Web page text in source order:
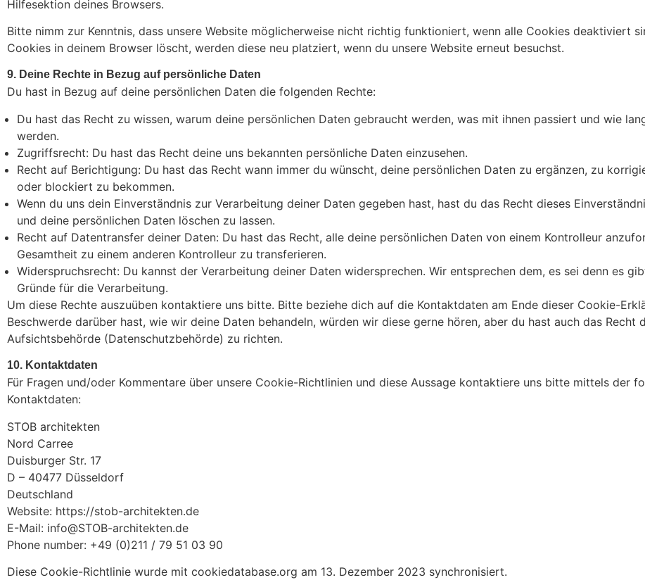
Hilfesektion deines Browsers.
Bitte nimm zur Kenntnis, dass unsere Website möglicherweise nicht richtig funktioniert, wenn alle Cookies deaktiviert
Cookies in deinem Browser löscht, werden diese neu platziert, wenn du unsere Website erneut besuchst.
9. Deine Rechte in Bezug auf persönliche Daten
Du hast in Bezug auf deine persönlichen Daten die folgenden Rechte:
Du hast das Recht zu wissen, warum deine persönlichen Daten gebraucht werden, was mit ihnen passiert und wie
werden.
Zugriffsrecht: Du hast das Recht deine uns bekannten persönliche Daten einzusehen.
Recht auf Berichtigung: Du hast das Recht wann immer du wünscht, deine persönlichen Daten zu ergänzen, zu
oder blockiert zu bekommen.
Wenn du uns dein Einverständnis zur Verarbeitung deiner Daten gegeben hast, hast du das Recht dieses
und deine persönlichen Daten löschen zu lassen.
Recht auf Datentransfer deiner Daten: Du hast das Recht, alle deine persönlichen Daten von einem Kontrolleur
Gesamtheit zu einem anderen Kontrolleur zu transferieren.
Widerspruchsrecht: Du kannst der Verarbeitung deiner Daten widersprechen. Wir entsprechen dem, es sei denn es
Gründe für die Verarbeitung.
Um diese Rechte auszuüben kontaktiere uns bitte. Bitte beziehe dich auf die Kontaktdaten am Ende dieser Cookie-
Beschwerde darüber hast, wie wir deine Daten behandeln, würden wir diese gerne hören, aber du hast auch das Recht
Aufsichtsbehörde (Datenschutzbehörde) zu richten.
10. Kontaktdaten
Für Fragen und/oder Kommentare über unsere Cookie-Richtlinien und diese Aussage kontaktiere uns bitte mittels der
Kontaktdaten:
STOB architekten
Nord Carree
Duisburger Str. 17
D – 40477 Düsseldorf
Deutschland
Website: https://stob-architekten.de
E-Mail: info@STOB-architekten.de
Phone number: +49 (0)211 / 79 51 03 90
Diese Cookie-Richtlinie wurde mit cookiedatabase.org am 13. Dezember 2023 synchronisiert.